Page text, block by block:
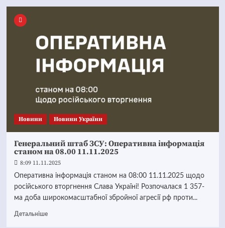
Новини Новини України
Генеральний штаб ЗСУ: Оперативна інформація
станом на 08.00 11.11.2025
8:09 11.11.2025
Оперативна інформація станом на 08:00 11.11.2025 щодо
російського вторгнення Слава Україні! Розпочалася 1 357-
ма доба широкомасштабної збройної агресії рф проти...
Детальніше